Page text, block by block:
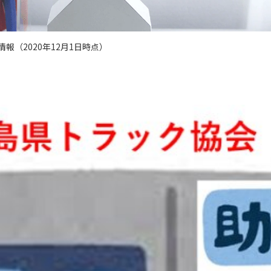
（2020年12月1日時点）